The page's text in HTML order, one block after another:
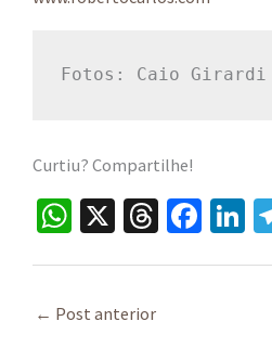
Fotos: Caio Girardi
Curtiu? Compartilhe!
W
sA
X
T
Fa Li
← Post anterior